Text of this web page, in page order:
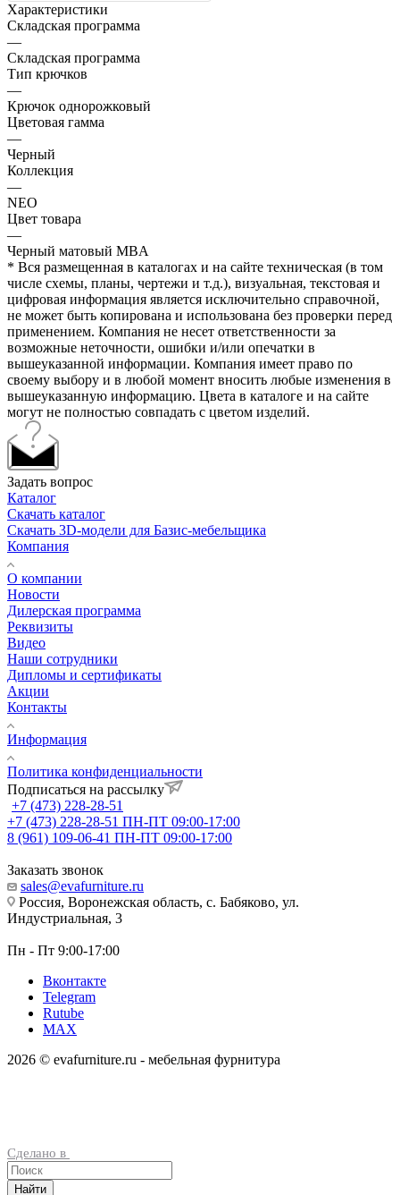
Характеристики
Складская программа
—
Складская программа
Тип крючков
—
Крючок однорожковый
Цветовая гамма
—
Черный
Коллекция
—
NEO
Цвет товара
—
Черный матовый MBA
* Вся размещенная в каталогах и на сайте техническая (в том
числе схемы, планы, чертежи и т.д.), визуальная, текстовая и
цифровая информация является исключительно справочной,
не может быть копирована и использована без проверки перед
применением. Компания не несет ответственности за
возможные неточности, ошибки и/или опечатки в
вышеуказанной информации. Компания имеет право по
своему выбору и в любой момент вносить любые изменения в
вышеуказанную информацию. Цвета в каталоге и на сайте
могут не полностью совпадать с цветом изделий.
Задать вопрос
Каталог
Скачать каталог
Скачать 3D-модели для Базис-мебельщика
Компания
О компании
Новости
Дилерская программа
Реквизиты
Видео
Наши сотрудники
Дипломы и сертификаты
Акции
Контакты
Информация
Политика конфиденциальности
Подписаться на рассылку
+7 (473) 228-28-51
+7 (473) 228-28-51 ПН-ПТ 09:00-17:00
8 (961) 109-06-41 ПН-ПТ 09:00-17:00
Заказать звонок
sales@evafurniture.ru
Россия, Воронежская область, с. Бабяково, ул.
Индустриальная, 3
Пн - Пт 9:00-17:00
Вконтакте
Telegram
Rutube
MAX
2026 © evafurniture.ru - мебельная фурнитура
Сделано в
Найти